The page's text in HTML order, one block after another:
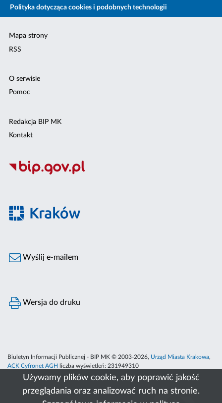
Używamy plików cookie, aby poprawić jakość
przeglądania oraz analizować ruch na stronie.
Polityka dotycząca cookies i podobnych technologii
Mapa strony
RSS
O serwisie
Pomoc
Redakcja BIP MK
Kontakt
Wyślij e-mailem
Wersja do druku
Biuletyn Informacji Publicznej - BIP MK © 2003-2026, Urząd Miasta Krakowa,
ACK Cyfronet AGH
liczba wyświetleń: 231949310